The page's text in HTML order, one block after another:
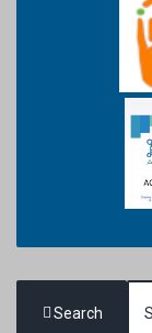
Search